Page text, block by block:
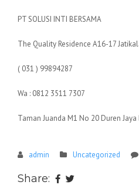
PT SOLUSI INTI BERSAMA
The Quality Residence A16-17
( 031 ) 99894287
Wa : 0812 3511 7307
Taman Juanda M1 No 20 Duren
admin Uncategorized
Share: